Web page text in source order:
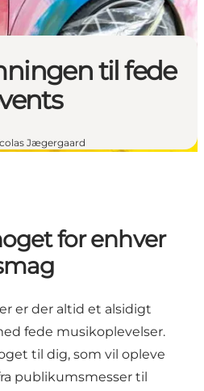
til fede
Jægergaard
for enhver
er der altid et alsidigt
fede musikoplevelser.
til dig, som vil opleve
publikumsmesser til